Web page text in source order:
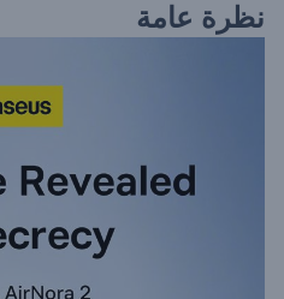
نظرة عامة